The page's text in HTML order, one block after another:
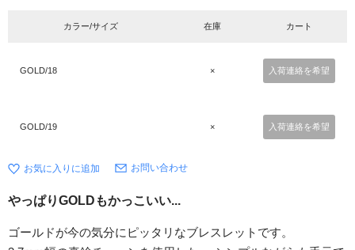
カラー/サイズ 在庫 カート
GOLD/18 × 入荷連絡を希望
GOLD/19 × 入荷連絡を希望
お問い合わせ
やっぱりGOLDもかっこいい...
ゴールドが今の気分にピッタリなブレスレットです。